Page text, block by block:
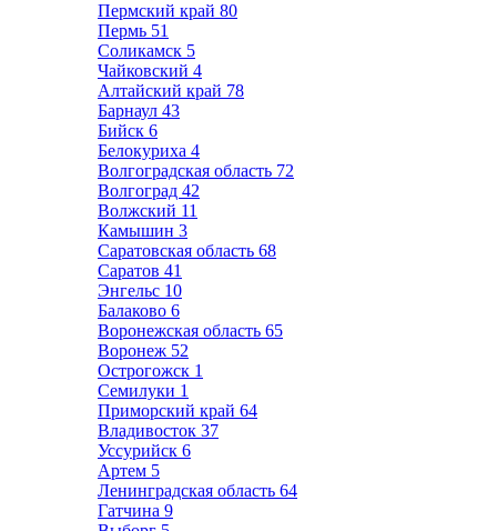
Пермский край 80
Пермь 51
Соликамск 5
Чайковский 4
Алтайский край 78
Барнаул 43
Бийск 6
Белокуриха 4
Волгоградская область 72
Волгоград 42
Волжский 11
Камышин 3
Саратовская область 68
Саратов 41
Энгельс 10
Балаково 6
Воронежская область 65
Воронеж 52
Острогожск 1
Семилуки 1
Приморский край 64
Владивосток 37
Уссурийск 6
Артем 5
Ленинградская область 64
Гатчина 9